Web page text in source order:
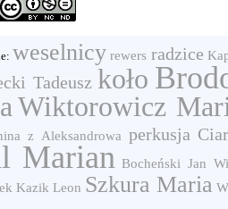
weselnicy rewers radzice
Tadeusz koło
Wiktorowicz
z Aleksandrowa perkusja
Marian Bocheński Jan
Kazik Leon Szkura Maria